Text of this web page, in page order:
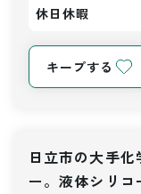
休日休暇
キープする
日立市の大手
ー。液体シリコ